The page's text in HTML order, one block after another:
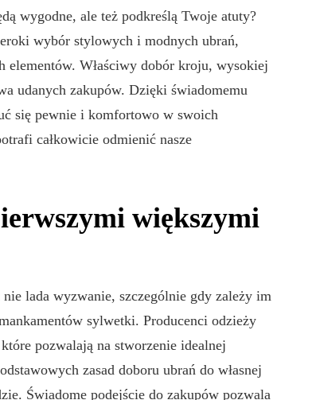
wygodne, ale też podkreślą Twoje atuty?
wybór stylowych i modnych ubrań,
Właściwy dobór kroju, wysokiej
udanych zakupów. Dzięki świadomemu
się pewnie i komfortowo w swoich
całkowicie odmienić nasze
większymi
lada wyzwanie, szczególnie gdy zależy im
sylwetki. Producenci odzieży
pozwalają na stworzenie idealnej
zasad doboru ubrań do własnej
Świadome podejście do zakupów pozwala
ZDROWIE
Porady dotyczące
Autor:Metropolitan 23/11/2023